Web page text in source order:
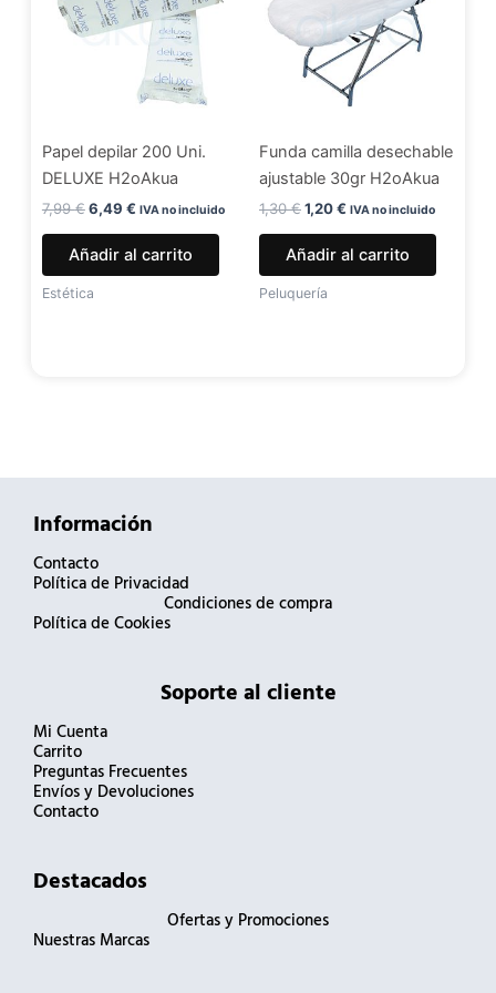
Papel depilar 200 Uni.
DELUXE H2oAkua
7,99€
7,99 €.
6,49 €
6,49 €.
IVA no incluido
Añadir al carrito
Estética
Funda camilla desechable
ajustable 30gr H2oAkua
1,30€1,20€
1,20 €.
IVA no incluido
Añadir al carrito
Peluquería
Información
Contacto
Política de Privacidad
Condiciones de compra
Política de Cookies
Soporte al cliente
Mi Cuenta
Carrito
Preguntas Frecuentes
Envíos y Devoluciones
Contacto
Destacados
Ofertas y Promociones
Nuestras Marcas